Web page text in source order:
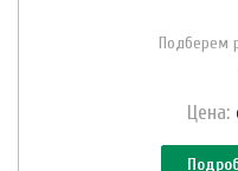
Подберем
Цена: